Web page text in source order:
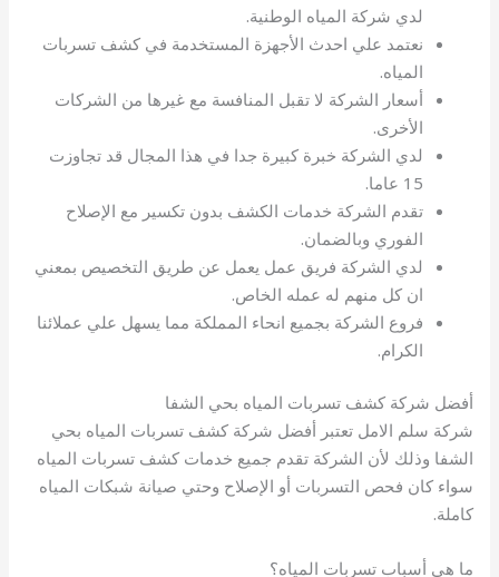
لدي شركة المياه الوطنية.
نعتمد علي احدث الأجهزة المستخدمة في كشف تسربات
المياه.
أسعار الشركة لا تقبل المنافسة مع غيرها من الشركات
الأخرى.
لدي الشركة خبرة كبيرة جدا في هذا المجال قد تجاوزت
15 عاما.
تقدم الشركة خدمات الكشف بدون تكسير مع الإصلاح
الفوري وبالضمان.
لدي الشركة فريق عمل يعمل عن طريق التخصيص بمعني
ان كل منهم له عمله الخاص.
فروع الشركة بجميع انحاء المملكة مما يسهل علي عملائنا
الكرام.
أفضل شركة كشف تسربات المياه بحي الشفا
شركة سلم الامل تعتبر أفضل شركة كشف تسربات المياه بحي
الشفا وذلك لأن الشركة تقدم جميع خدمات كشف تسربات المياه
سواء كان فحص التسربات أو الإصلاح وحتي صيانة شبكات المياه
كاملة.
ما هي أسباب تسربات المياه؟